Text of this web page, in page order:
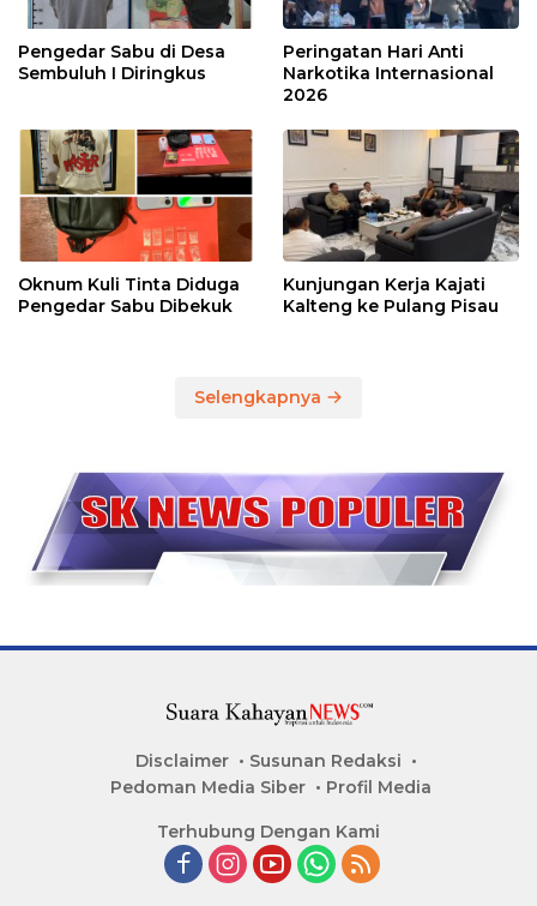
Pengedar Sabu di Desa
Sembuluh I Diringkus
Peringatan Hari Anti
Narkotika Internasional
2026
Oknum Kuli Tinta Diduga
Pengedar Sabu Dibekuk
Kunjungan Kerja Kajati
Kalteng ke Pulang Pisau
Selengkapnya
Disclaimer
Susunan Redaksi
Pedoman Media Siber
Profil Media
Terhubung Dengan Kami